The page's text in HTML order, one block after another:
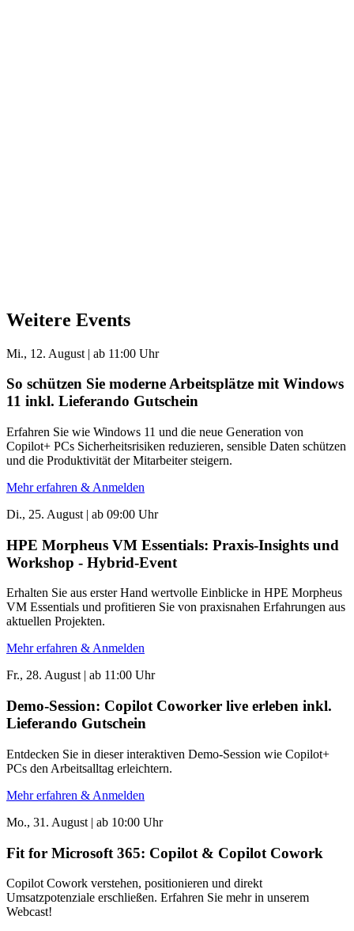
Weitere Events
Mi., 12. August | ab 11:00 Uhr
So schützen Sie moderne Arbeitsplätze mit Windows
11 inkl. Lieferando Gutschein
Erfahren Sie wie Windows 11 und die neue Generation von
Copilot+ PCs Sicherheitsrisiken reduzieren, sensible Daten schützen
und die Produktivität der Mitarbeiter steigern.
Mehr erfahren & Anmelden
Di., 25. August | ab 09:00 Uhr
HPE Morpheus VM Essentials: Praxis-Insights und
Workshop - Hybrid-Event
Erhalten Sie aus erster Hand wertvolle Einblicke in HPE Morpheus
VM Essentials und profitieren Sie von praxisnahen Erfahrungen aus
aktuellen Projekten.
Mehr erfahren & Anmelden
Fr., 28. August | ab 11:00 Uhr
Demo-Session: Copilot Coworker live erleben inkl.
Lieferando Gutschein
Entdecken Sie in dieser interaktiven Demo-Session wie Copilot+
PCs den Arbeitsalltag erleichtern.
Mehr erfahren & Anmelden
Mo., 31. August | ab 10:00 Uhr
Fit for Microsoft 365: Copilot & Copilot Cowork
Copilot Cowork verstehen, positionieren und direkt
Umsatzpotenziale erschließen. Erfahren Sie mehr in unserem
Webcast!